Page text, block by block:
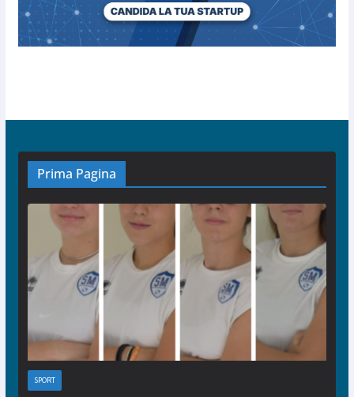
Prima Pagina
SPORT